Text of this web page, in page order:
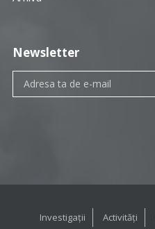
Newsletter
Investigații Activități